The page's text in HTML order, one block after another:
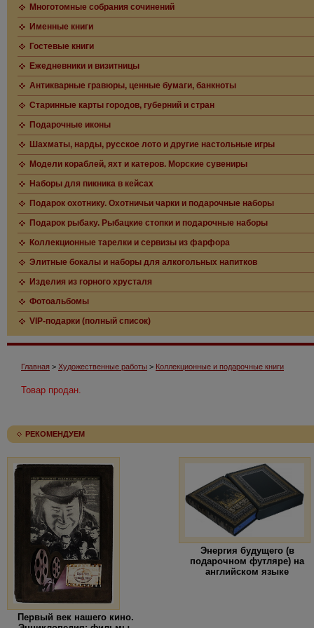
Многотомные собрания сочинений
Именные книги
Гостевые книги
Ежедневники и визитницы
Антикварные гравюры, ценные бумаги, банкноты
Старинные карты городов, губерний и стран
Подарочные иконы
Шахматы, нарды, русское лото и другие настольные игры
Модели кораблей, яхт и катеров. Морские сувениры
Наборы для пикника в кейсах
Подарок охотнику. Охотничьи чарки и подарочные наборы
Подарок рыбаку. Рыбацкие стопки и подарочные наборы
Коллекционные тарелки и сервизы из фарфора
Элитные бокалы и наборы для алкогольных напитков
Изделия из горного хрусталя
Фотоальбомы
VIP-подарки (полный список)
Главная > Художественные работы > Коллекционные и подарочные книги
Товар продан.
РЕКОМЕНДУЕМ
Первый век нашего кино.
Энергия будущего (в
подарочном футляре) на
английском языке